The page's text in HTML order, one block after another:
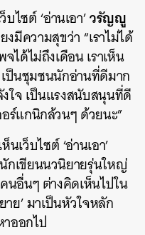
ไซต์ ‘อ่านเอา’วรัญญู
มีความสุขว่า “เราไม่ได้
ได้ไม่ถึงเดือน เราเห็น
ป็นชุมชนนักอ่านที่ดีมาก
ใจ เป็นแรงสนับสนุนที่ดี
ร์แกนิกล้วนๆ ด้วยนะ”
เว็บไซต์ ‘อ่านเอา’
กเขียนนวนิยายรุ่นใหญ่
นอื่นๆ ต่างคิดเห็นไปใน
ย’ มาเป็นหัวใจหลัก
ออกไป